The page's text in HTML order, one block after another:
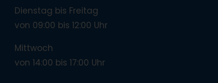
Dienstag bis Freitag
von 09:00 bis 12:00 Uhr
Mittwoch
von 14:00 bis 17:00 Uhr